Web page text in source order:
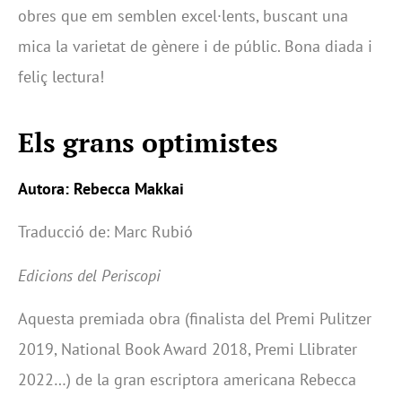
obres que em semblen excel·lents, buscant una
mica la varietat de gènere i de públic. Bona diada i
feliç lectura!
Els grans optimistes
Autora: Rebecca Makkai
Traducció de: Marc Rubió
Edicions del Periscopi
Aquesta premiada obra (finalista del Premi Pulitzer
2019, National Book Award 2018, Premi Llibrater
2022…) de la gran escriptora americana Rebecca